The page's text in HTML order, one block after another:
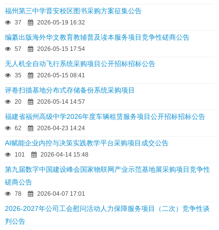
福州第三中学晋安校区图书采购方案征集公告
37 2026-05-19 16:32
编纂出版海外华文教育教辅普及读本服务项目竞争性磋商公告
57 2026-05-15 17:54
无人机全自动飞行系统采购项目公开招标招标公告
35 2026-05-15 08:41
评卷扫描基地分布式存储备份系统采购项目
20 2026-05-14 14:57
福建省福州高级中学2026年度车辆租赁服务项目公开招标招标公告
62 2026-04-23 14:24
AI赋能企业内控与决策实践教学平台采购项目成交公告
101 2026-04-14 15:48
第九届数字中国建设峰会国家物联网产业示范基地展采购项目竞争性
磋商公告
78 2026-04-07 17:01
2026-2027年公司工会慰问活动人力保障服务项目（二次）竞争性谈
判公告